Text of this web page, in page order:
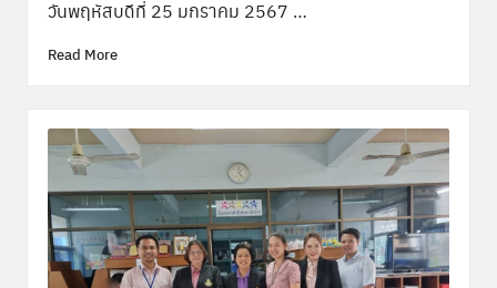
วันพฤหัสบดีที่ 25 มกราคม 2567 …
Read More